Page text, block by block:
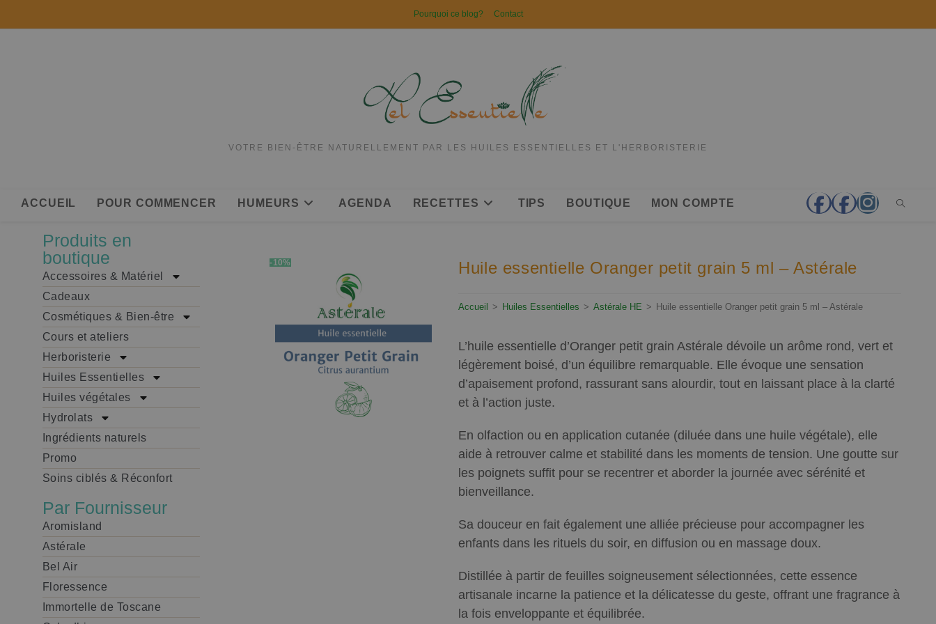
Pourquoi ce blog? Contact
VOTRE BIEN-ÊTRE NATURELLEMENT PAR LES HUILES ESSENTIELLES ET L'HERBORISTERIE
ACCUEIL POUR COMMENCER HUMEURS AGENDA RECETTES TIPS BOUTIQUE MON COMPTE
Produits en
boutique
Accessoires & Matériel
Cadeaux
Cosmétiques & Bien-être
Cours et ateliers
Herboristerie
Huiles Essentielles
Huiles végétales
Hydrolats
Ingrédients naturels
Promo
Soins ciblés & Réconfort
Par Fournisseur
Aromisland
Astérale
Bel Air
Floressence
Immortelle de Toscane
-10% Huile essentielle Oranger petit grain 5 ml – Astérale
Accueil > Huiles Essentielles > Astérale HE > Huile essentielle Oranger petit grain 5 ml – Astérale
L’huile essentielle d’Oranger petit grain Astérale dévoile un arôme rond, vert et
légèrement boisé, d’un équilibre remarquable. Elle évoque une sensation
d’apaisement profond, rassurant sans alourdir, tout en laissant place à la clarté
et à l’action juste.
En olfaction ou en application cutanée (diluée dans une huile végétale), elle
aide à retrouver calme et stabilité dans les moments de tension. Une goutte sur
les poignets suffit pour se recentrer et aborder la journée avec sérénité et
bienveillance.
Sa douceur en fait également une alliée précieuse pour accompagner les
enfants dans les rituels du soir, en diffusion ou en massage doux.
Distillée à partir de feuilles soigneusement sélectionnées, cette essence
artisanale incarne la patience et la délicatesse du geste, offrant une fragrance à
la fois enveloppante et équilibrée.